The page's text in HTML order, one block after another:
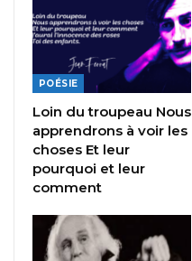
POÉSIE
Loin du troupeau Nous
apprendrons à voir les
choses Et leur
pourquoi et leur
comment